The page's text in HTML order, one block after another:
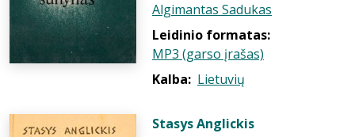
Algimantas Sadukas
Leidinio formatas:
MP3 (garso įrašas)
Kalba: Lietuvių
Stasys Anglickis